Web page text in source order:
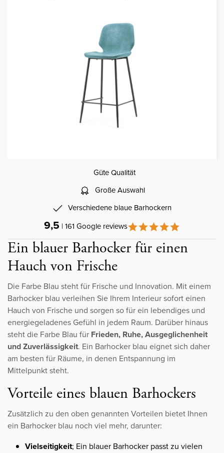
Güte Qualität
Große Auswahl
Verschiedene blaue Barhockern
9,5 | 161 Google reviews
Ein blauer Barhocker für einen
Hauch von Frische
Die Farbe Blau steht für Frische und Innovation. Mit einem
Barhocker blau verleihen Sie Ihrem Interieur sofort einen
Hauch von Frische und sorgen so für ein lebendiges und
energiegeladenes Gefühl in jedem Raum. Darüber hinaus
steht die Farbe Blau für Frieden, Ruhe, Ausgeglichenheit
und Zuverlässigkeit. Ein Barhocker blau eignet sich daher
am besten für Räume, in denen Entspannung im
Mittelpunkt steht.
Vorteile eines blauen Barhockers
Zusätzlich zu den oben genannten Vorteilen bietet Ihnen
ein Barhocker blau noch viel mehr, darunter:
Vielseitigkeit; Ein blauer Barhocker passt zu vielen